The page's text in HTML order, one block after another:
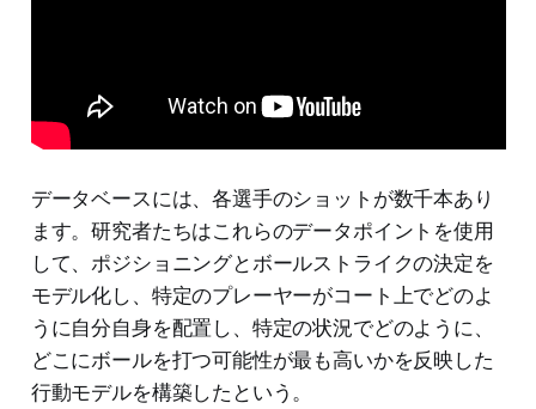
データベースには、各選手のショットが数千本あり
ます。研究者たちはこれらのデータポイントを使用
して、ポジショニングとボールストライクの決定を
モデル化し、特定のプレーヤーがコート上でどのよ
うに自分自身を配置し、特定の状況でどのように、
どこにボールを打つ可能性が最も高いかを反映した
行動モデルを構築したという。